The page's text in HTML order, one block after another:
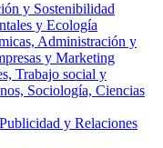
y Sostenibilidad
y Ecología
Administración y
y Marketing
Trabajo social y
Sociología, Ciencias
y Relaciones